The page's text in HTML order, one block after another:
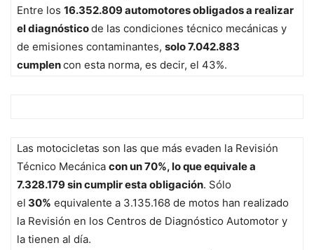
Entre los 16.352.809 automotores obligados a realizar
eldiagnósticode las condiciones técnico mecánicas y
de emisiones contaminantes, solo 7.042.883
cumplencon esta norma, es decir, el 43%.
Las motocicletas son las que más evaden la Revisión
Técnico Mecánica con un70%, loque equivale a
7.328.179 sin cumplir esta obligación. Sólo
el 30% equivalente a 3.135.168 de motos han realizado
la Revisión en los Centros de Diagnóstico Automotor y
la tienen al día.